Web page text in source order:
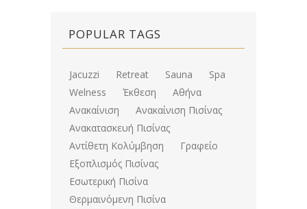
POPULAR TAGS
Jacuzzi Retreat Sauna
Spa
Welness
Έκθεση
Αθήνα
Ανακαίνιση
Ανακαίνιση Πισίνας
Ανακατασκευή Πισίνας
Αντίθετη Κολύμβηση
Γραφείο
Εξοπλισμός Πισίνας
Εσωτερική Πισίνα
Θερμαινόμενη Πισίνα